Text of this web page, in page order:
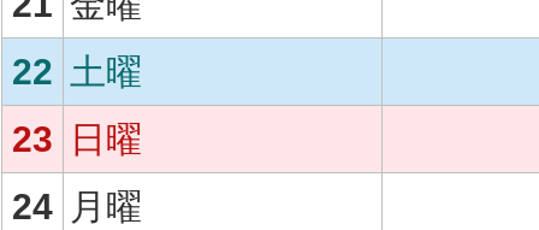
22 土曜
23 日曜
24 月曜